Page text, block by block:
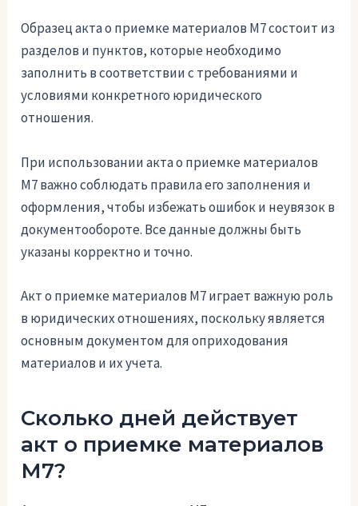
Образец акта о приемке материалов М7 состоит из
разделов и пунктов, которые необходимо
заполнить в соответствии с требованиями и
условиями конкретного юридического
отношения.
При использовании акта о приемке материалов
М7 важно соблюдать правила его заполнения и
оформления, чтобы избежать ошибок и неувязок в
документообороте. Все данные должны быть
указаны корректно и точно.
Акт о приемке материалов М7 играет важную роль
в юридических отношениях, поскольку является
основным документом для оприходования
материалов и их учета.
Сколько дней действует
акт о приемке материалов
М7?